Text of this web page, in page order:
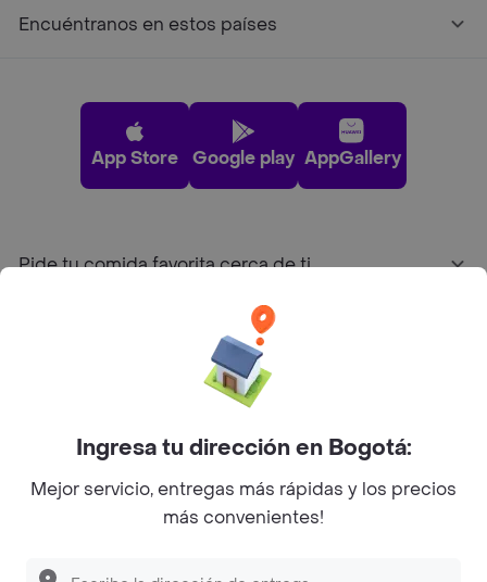
Encuéntranos en estos países
App Store Google play AppGallery
Pide tu comida favorita cerca de ti
Sobre Rappi
Facebook
Twitter
Instagram
Ingresa tu dirección en Bogotá:
Mejor servicio, entregas más rápidas y los precios
más convenientes!